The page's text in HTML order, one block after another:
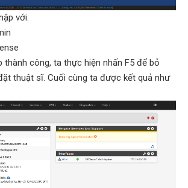
với:
thành công, ta thực hiện nhấn F5 để bỏ
thuật sĩ. Cuối cùng ta được kết quả như